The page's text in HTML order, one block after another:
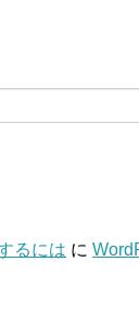
るには に